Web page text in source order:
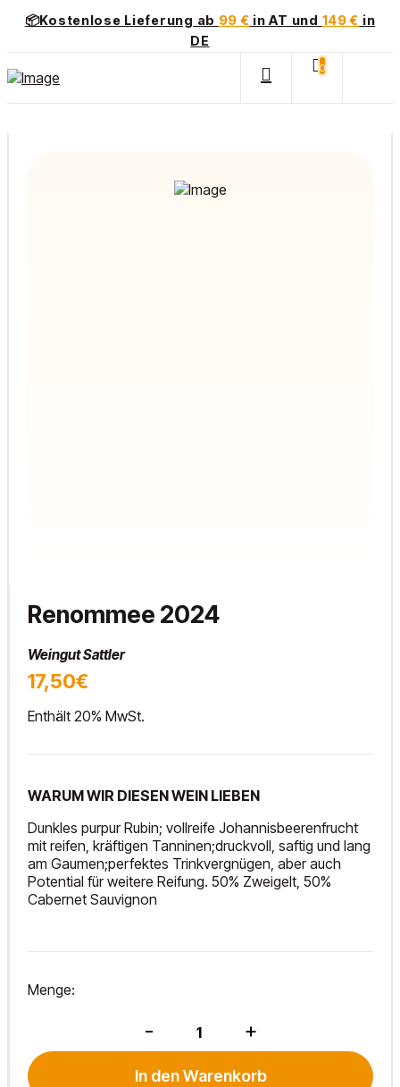
📦Kostenlose Lieferung ab 99 € in AT und 149 € in
DE
0
Renommee 2024
Weingut Sattler
17,50€
Enthält 20% MwSt.
WARUM WIR DIESEN WEIN LIEBEN
Dunkles purpur Rubin; vollreife Johannisbeerenfrucht
mit reifen, kräftigen Tanninen;druckvoll, saftig und lang
am Gaumen;perfektes Trinkvergnügen, aber auch
Potential für weitere Reifung. 50% Zweigelt, 50%
Cabernet Sauvignon
Menge:
-
Menge
+
In den Warenkorb